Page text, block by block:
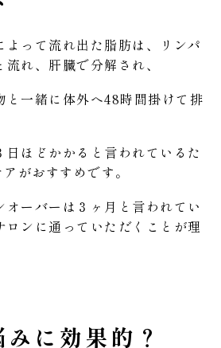
よって流れ出た脂肪は、リンパ
れ、肝臓で分解され、
と一緒に体外へ48時間掛けて排
日ほどかかると言われているた
がおすすめです。
オーバーは３ヶ月と言われてい
ロンに通っていただくことが理
に効果的？